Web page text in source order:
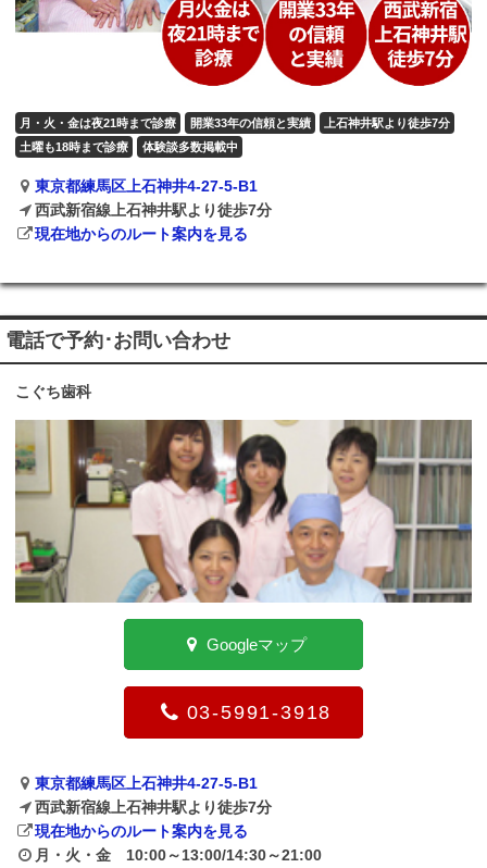
月・火・金は夜21時まで診療 開業33年の信頼と実績
上石神井駅より徒歩7分
土曜も18時まで診療
体験談多数掲載中
東京都練馬区上石神井4-27-5-B1
西武新宿線上石神井駅より徒歩7分
現在地からのルート案内を見る
電話で予約･お問い合わせ
こぐち歯科
Googleマップ
03-5991-3918
東京都練馬区上石神井4-27-5-B1
西武新宿線上石神井駅より徒歩7分
現在地からのルート案内を見る
月・火・金 10:00～13:00/14:30～21:00